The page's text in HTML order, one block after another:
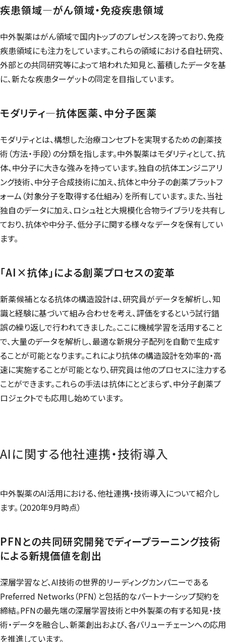
疾患領域―がん領域・免疫疾患領域
中外製薬はがん領域で国内トップのプレゼンスを誇っており、免疫
疾患領域にも注力をしています。これらの領域における自社研究、
外部との共同研究等によって培われた知見と、蓄積したデータを基
に、新たな疾患ターゲットの同定を目指しています。
モダリティ―抗体医薬、中分子医薬
モダリティとは、構想した治療コンセプトを実現するための創薬技
術（方法・手段）の分類を指します。中外製薬はモダリティとして、抗
体、中分子に大きな強みを持っています。独自の抗体エンジニアリ
ング技術、中分子合成技術に加え、抗体と中分子の創薬プラットフ
ォーム（対象分子を取得する仕組み）を所有しています。また、当社
独自のデータに加え、ロシュ社と大規模化合物ライブラリを共有し
ており、抗体や中分子、低分子に関する様々なデータを保有してい
ます。
「AI×抗体」による創薬プロセスの変革
新薬候補となる抗体の構造設計は、研究員がデータを解析し、知
識と経験に基づいて組み合わせを考え、評価をするという試行錯
誤の繰り返しで行われてきました。ここに機械学習を活用すること
で、大量のデータを解析し、最適な新規分子配列を自動で生成す
ることが可能となります。これにより抗体の構造設計を効率的・高
速に実施することが可能となり、研究員は他のプロセスに注力する
ことができます。これらの手法は抗体にとどまらず、中分子創薬プ
ロジェクトでも応用し始めています。
AIに関する他社連携・技術導入
中外製薬のAI活用における、他社連携・技術導入について紹介し
ます。（2020年9月時点）
PFNとの共同研究開発でディープラーニング技術
による新規価値を創出
深層学習など、AI技術の世界的リーディングカンパニーである
Preferred Networks （PFN）と包括的なパートナーシップ契約を
締結。PFNの最先端の深層学習技術と中外製薬の有する知見・技
術・データを融合し、新薬創出および、各バリューチェーンへの応用
を推進しています。